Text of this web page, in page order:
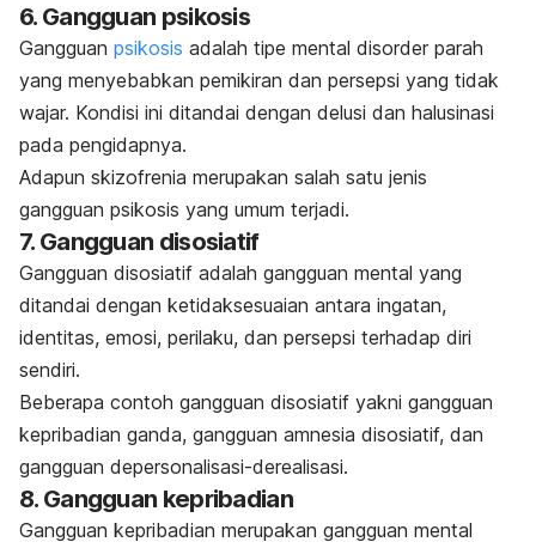
6. Gangguan psikosis
Gangguan psikosis adalah tipe mental disorder parah
yang menyebabkan pemikiran dan persepsi yang tidak
wajar. Kondisi ini ditandai dengan delusi dan halusinasi
pada pengidapnya.
Adapun skizofrenia merupakan salah satu jenis
gangguan psikosis yang umum terjadi.
7. Gangguan disosiatif
Gangguan disosiatif adalah gangguan mental yang
ditandai dengan ketidaksesuaian antara ingatan,
identitas, emosi, perilaku, dan persepsi terhadap diri
sendiri.
Beberapa contoh gangguan disosiatif yakni gangguan
kepribadian ganda, gangguan amnesia disosiatif, dan
gangguan depersonalisasi-derealisasi.
8. Gangguan kepribadian
Gangguan kepribadian merupakan gangguan mental